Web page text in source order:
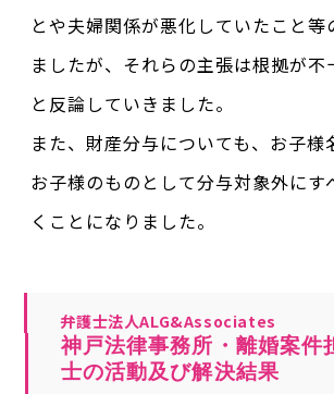
とや夫婦関係が悪化していたこと等
ましたが、それらの主張は根拠が不
と反論していきました。
また、財産分与についても、お子様
お子様のものとして分与対象外にす
くことになりました。
弁護士法人ALG&Associates
神戸法律事務所・離婚案件
士の活動及び解決結果